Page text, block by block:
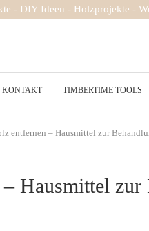
- DIY Ideen - Holzprojekte -
KONTAKT TIMBERTIME TOOLS
entfernen – Hausmittel zur
Hausmittel zur